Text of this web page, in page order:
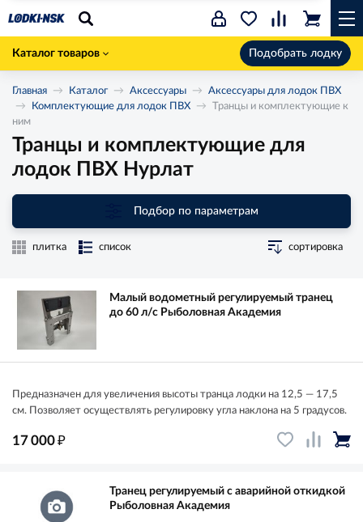
Каталог товаров Подобрать лодку
Главная Каталог Аксессуары
Аксессуары для лодок ПВХ
Комплектующие для лодок ПВХ
Транцы и комплектующие к
ним
Транцы и комплектующие для
лодок ПВХ Нурлат
Подбор по параметрам
плитка список сортировка
Малый водометный регулируемый транец
до 60 л/с Рыболовная Академия
Предназначен для увеличения высоты транца лодки на 12,5 — 17,5
см. Позволяет осуществлять регулировку угла наклона на 5 градусов.
17 000₽
Транец регулируемый с аварийной откидкой
Рыболовная Академия